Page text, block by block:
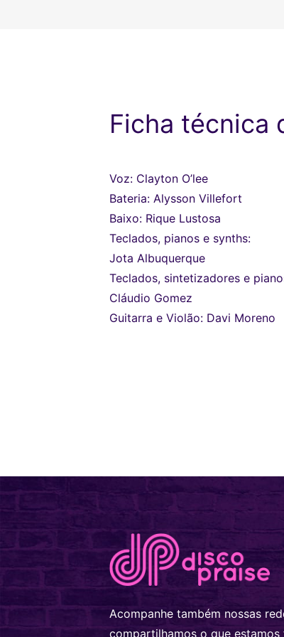
Ficha técnica
Voz: Clayton O’lee
Bateria: Alysson Villefort
Baixo: Rique Lustosa
Teclados, pianos e synths:
Jota Albuquerque
Teclados, sintetizadores e
Cláudio Gomez
Guitarra e Violão: Davi Moreno
Acompanhe também nossas
compartilhamos o que estamos